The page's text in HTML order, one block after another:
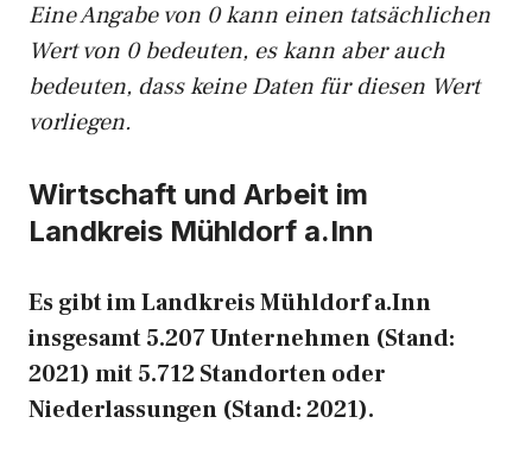
Eine Angabe von 0 kann einen tatsächlichen
Wert von 0 bedeuten, es kann aber auch
bedeuten, dass keine Daten für diesen Wert
vorliegen.
Wirtschaft und Arbeit im
Landkreis Mühldorf a.Inn
Es gibt im Landkreis Mühldorf a.Inn
insgesamt 5.207 Unternehmen (Stand:
2021) mit 5.712 Standorten oder
Niederlassungen (Stand: 2021).